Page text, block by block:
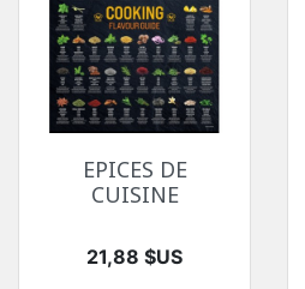
EPICES DE
CUISINE
Prix
21,88 $US